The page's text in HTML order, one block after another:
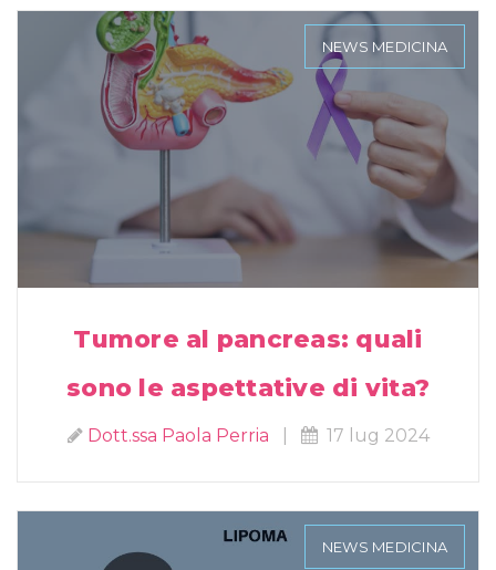
NEWS MEDICINA
Tumore al pancreas: quali
sono le aspettative di vita?
Dott.ssa Paola Perria 17 lug 2024
NEWS MEDICINA